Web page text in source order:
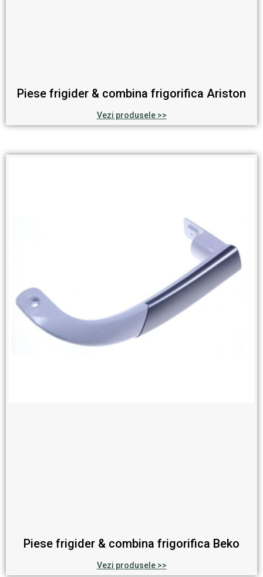
Piese frigider & combina frigorifica Ariston
Vezi produsele >>
Piese frigider & combina frigorifica Beko
Vezi produsele >>